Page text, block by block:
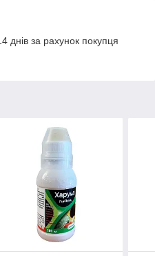
днів за рахунок покупця